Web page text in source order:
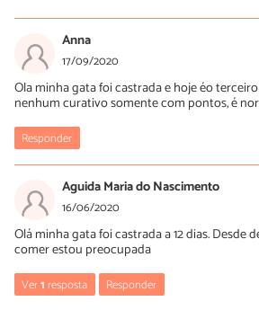
Não pode, um dos requisitos é que ela
eles não castram.
Nem um pouco, deveriam no mínimo fazer
14/11/2020
Alias minha gata chegou cheirando a
limparam , depois do meu mozaum
não deram um brinde pelo preço
Anna
17/09/2020
Ola minha gata foi castrada e hoje éo
nenhum curativo somente com pontos, é
Responder
Aguida Maria do Nascimento
16/06/2020
Olá minha gata foi castrada a 12 dias. Desde
comer estou preocupada
Ver1resposta Responder